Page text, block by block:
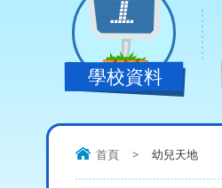
學校資料
首頁 > 幼兒天地